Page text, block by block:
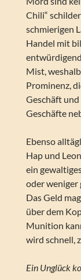
Chili“
schmierigen
Handel mit
Mist,
Prominenz,
Geschäft
Geschäfte
Ebenso
Hap und
ein
oder weniger
Das Geld
über dem
Munition
wird schnell,
Ein Unglück